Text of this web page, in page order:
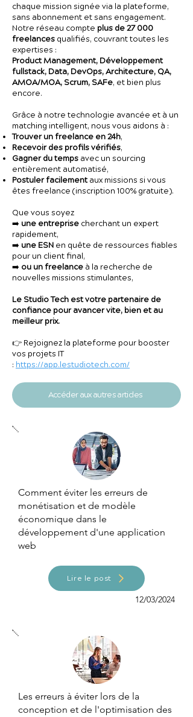
chaque mission signée via la plateforme,
sans abonnement et sans engagement.
Notre réseau compte plus de 27 000
freelances qualifiés, couvrant toutes les
expertises :
Product Management, Développement
fullstack, Data, DevOps, Architecture, QA,
AMOA/MOA, Scrum, SAFe, et bien plus
encore.
Grâce à notre technologie avancée et à un
matching intelligent, nous vous aidons à :
Trouver un freelance en 24h,
Recevoir des profils vérifiés,
Gagner du temps avec un sourcing
entièrement automatisé,
Postuler facilementaux missions si vous
êtes freelance (inscription 100% gratuite).
Que vous soyez
➡️ une entreprise cherchant un expert
rapidement,
➡️ une ESN en quête de ressources fiables
pour un client final,
➡️ ou un freelance à la recherche de
nouvelles missions stimulantes,
Le Studio Tech est votre partenaire de
confiance pour avancer vite, bien et au
meilleur prix.
👉 Rejoignez la plateforme pour booster
vos projets IT
: https://app.lestudiotech.com/
Accéder aux autres articles
Comment éviter les erreurs de
monétisation et de modèle
économique dans le
développement d'une application
web
Lire le post
12/03/2024
Les erreurs à éviter lors de la
conception et de l'optimisation des